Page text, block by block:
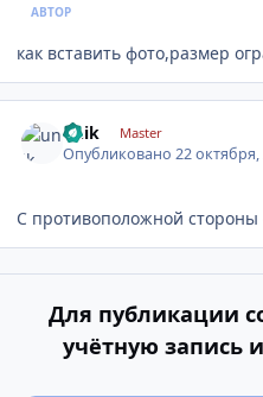
АВТОР
как вставить фото,размер
unik Master
Опубликовано22 октября,
С противоположной стороны
Для публикации
учётную запись